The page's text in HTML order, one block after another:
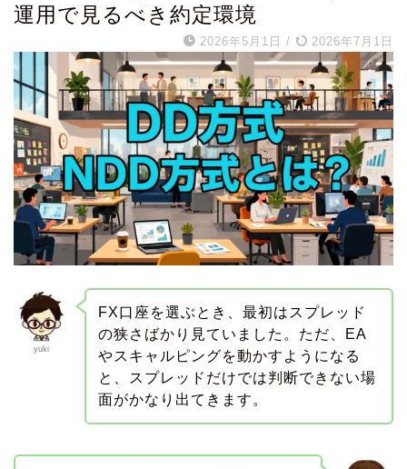
運用で見るべき約定環境
2026年5月1日 / 2026年7月1日
yuki
FX口座を選ぶとき、最初はスプレッド
の狭さばかり見ていました。ただ、EA
やスキャルピングを動かすようになる
と、スプレッドだけでは判断できない場
面がかなり出てきます。